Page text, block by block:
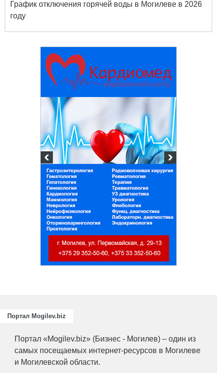
График отключения горячей воды в Могилеве в 2026
году
Портал Mogilev.biz
Портал «Mogilev.biz» (Бизнес - Могилев) – один из
самых посещаемых интернет-ресурсов в Могилеве
и Могилевской области.